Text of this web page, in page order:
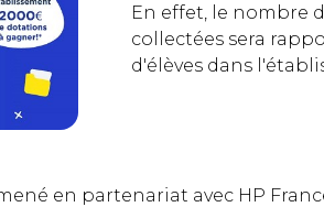
En effet, le nombre
collectées sera
d'élèves dans
en partenariat avec HP